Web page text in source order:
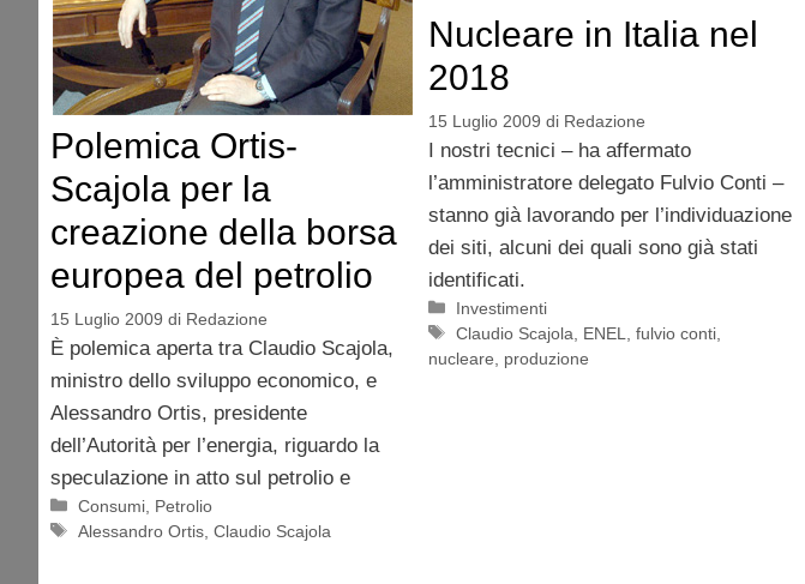
Nucleare in Italia nel
2018
15 Luglio 2009 di Redazione
I nostri tecnici – ha affermato
l’amministratore delegato Fulvio Conti –
stanno già lavorando per l’individuazione
dei siti, alcuni dei quali sono già stati
identificati.
Categorie
Investimenti
Tag
Claudio Scajola ENEL ,fulvio conti
nucleare
produzione
Polemica Ortis-
Scajola per la
creazione della borsa
europea del petrolio
15 Luglio 2009 di Redazione
È polemica aperta tra Claudio Scajola,
ministro dello sviluppo economico, e
Alessandro Ortis, presidente
dell’Autorità per l’energia, riguardo la
speculazione in atto sul petrolio e
Categorie
Consumi Petrolio
Tag
Alessandro Ortis ,Claudio Scajola